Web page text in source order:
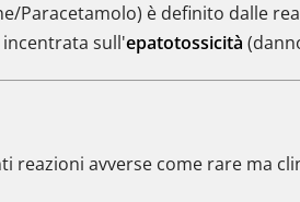
Paracetamolo) è definito dalle
sull'epatotossicità
reazioni avverse come rare ma